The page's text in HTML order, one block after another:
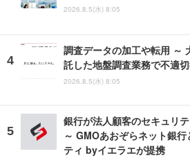
2026.8.5(水) 8:05
調査データの加工や転用 ～
託した地盤調査業務で不適
2026.8.5(水) 8:05
銀行が法人顧客のセキュリ
～ GMOあおぞらネット銀
ティ byイエラエが提携